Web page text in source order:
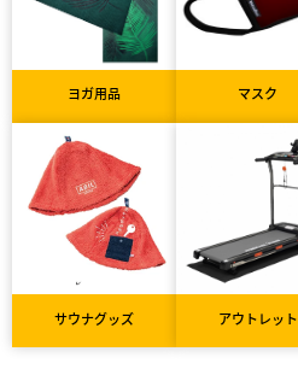
ヨガ用品 マスク
サウナグッズ アウトレット